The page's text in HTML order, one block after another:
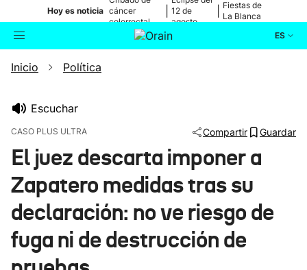
Hoy es noticia cáncer
colorrectal
12 de
agosto
Fiestas de
La Blanca
ES
Buscador
Ikusmiran
Eguraldia
Inicio Política
Escuchar
CASO PLUS ULTRA Compartir Guardar
El juez descarta imponer a
Zapatero medidas tras su
declaración: no ve riesgo de
fuga ni de destrucción de